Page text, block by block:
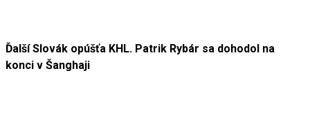
Ďalší Slovák opúšťa KHL. Patrik Rybár sa dohodol na
konci v Šanghaji